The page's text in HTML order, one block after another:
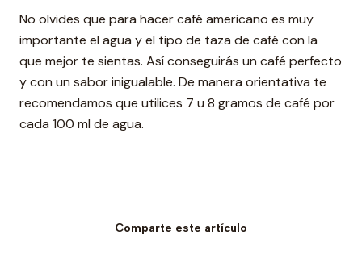
No olvides que para hacer café americano es muy
importante el agua y el tipo de taza de café con la
que mejor te sientas. Así conseguirás un café perfecto
y con un sabor inigualable. De manera orientativa te
recomendamos que utilices 7 u 8 gramos de café por
cada 100 ml de agua.
Comparte este artículo